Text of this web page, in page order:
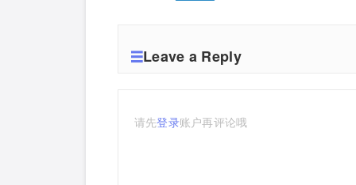
Leave a Reply
请先登录账户再评论哦